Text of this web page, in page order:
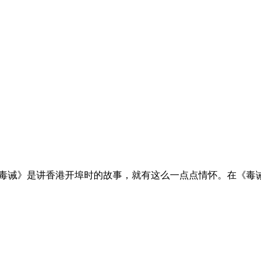
》是讲香港开埠时的故事，就有这么一点点情怀。在《毒